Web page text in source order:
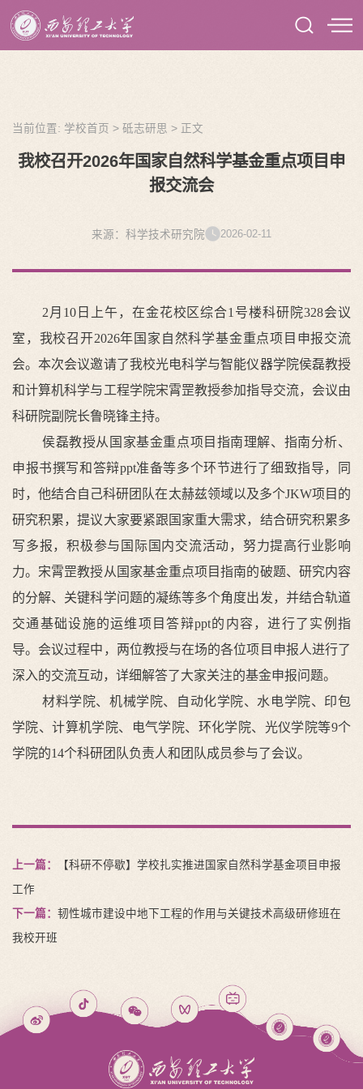
当前位置: 学校首页 > 砥志研思 > 正文
我校召开2026年国家自然科学基金重点项目申
报交流会
来源：科学技术研究院 2026-02-11
2月10日上午，在金花校区综合1号楼科研院328会议
室，我校召开2026年国家自然科学基金重点项目申报交流
会。本次会议邀请了我校光电科学与智能仪器学院侯磊教授
和计算机科学与工程学院宋霄罡教授参加指导交流，会议由
科研院副院长鲁晓锋主持。
侯磊教授从国家基金重点项目指南理解、指南分析、
申报书撰写和答辩ppt准备等多个环节进行了细致指导，同
时，他结合自己科研团队在太赫兹领域以及多个JKW项目的
研究积累，提议大家要紧跟国家重大需求，结合研究积累多
写多报，积极参与国际国内交流活动，努力提高行业影响
力。宋霄罡教授从国家基金重点项目指南的破题、研究内容
的分解、关键科学问题的凝练等多个角度出发，并结合轨道
交通基础设施的运维项目答辩ppt的内容，进行了实例指
导。会议过程中，两位教授与在场的各位项目申报人进行了
深入的交流互动，详细解答了大家关注的基金申报问题。
材料学院、机械学院、自动化学院、水电学院、印包
学院、计算机学院、电气学院、环化学院、光仪学院等9个
学院的14个科研团队负责人和团队成员参与了会议。
上一篇：
【科研不停歇】学校扎实推进国家自然科学基金项目申报
工作
下一篇： 韧性城市建设中地下工程的作用与关键技术高级研修班在
我校开班